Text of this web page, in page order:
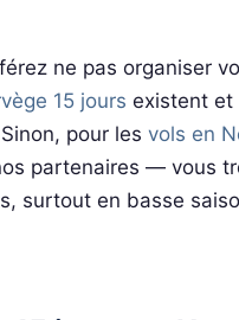
ne pas organiser
15 jours existent et
pour les vols en
partenaires — vous
surtout en basse